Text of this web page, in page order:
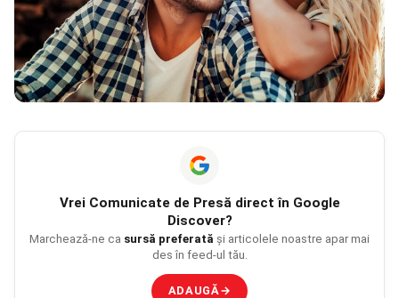
Vrei Comunicate de Presădirect în Google
Discover?
Marchează-ne ca sursă preferată și articolele noastre apar mai
des în feed-ul tău.
ADAUGĂ →